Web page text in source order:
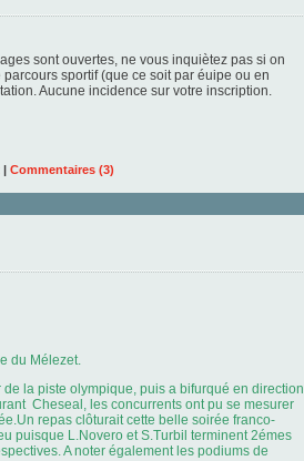
sont ouvertes, ne vous inquiètez pas si on
sportif (que ce soit par éuipe ou en
Aucune incidence sur votre inscription.
| Commentaires (3)
du Mélezet.
la piste olympique, puis a bifurqué en direction
Cheseal, les concurrents ont pu se mesurer
repas clôturait cette belle soirée franco-
puisque L.Novero et S.Turbil terminent 2émes
A noter également les podiums de